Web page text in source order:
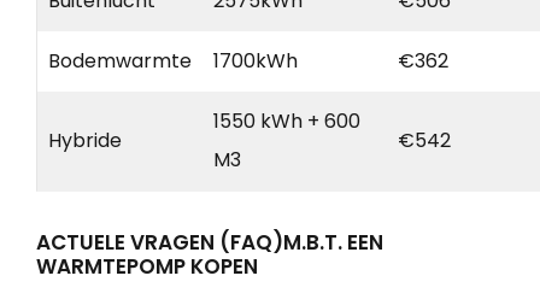
Bodemwarmte 1700kWh €362
Hybride
1550 kWh + 600
M3
€542
ACTUELE VRAGEN (FAQ)M.B.T. EEN
WARMTEPOMP KOPEN